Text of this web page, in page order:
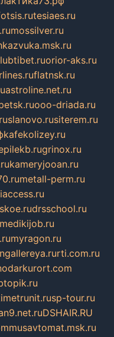
tesiaes.ru
mossilver.ru
orior-aks.ru
flatnsk.ru
astroline.net.ru
ooo-driada.ru
siterem.ru
kafekolizey.ru
grinox.ru
kameryjooan.ru
metall-perm.ru
drsschool.ru
medikijob.ru
myragon.ru
rti.com.ru
sp-tour.ru
DSHAIR.RU
musavtomat.msk.ru